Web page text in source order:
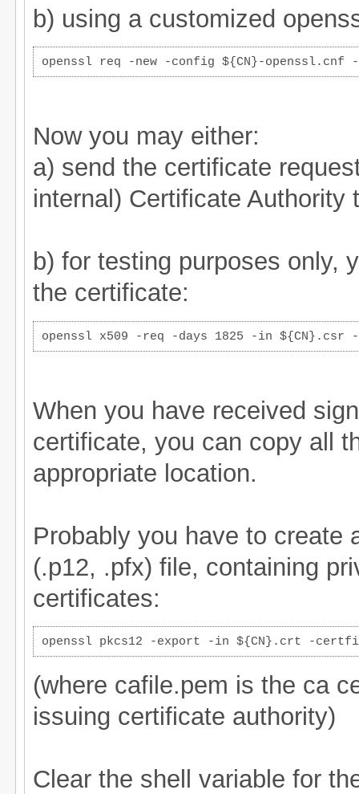
b) using a customized
openssl req -new -config ${CN}-openssl.cnf
Now you may either:
a) send the certificate
internal) Certificate Authority
b) for testing purposes only,
the certificate:
openssl x509 -req -days 1825 -in
When you have received
certificate, you can copy all
appropriate location.
Probably you have to create
(.p12, .pfx) file, containing
certificates:
openssl pkcs12 -export -in ${CN}.crt -
(where cafile.pem is the ca
issuing certificate authority)
Clear the shell variable for